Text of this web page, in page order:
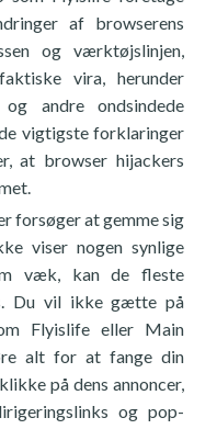
af browserens
og værktøjslinjen,
vira, herunder
andre ondsindede
vigtigste forklaringer
at browser hijackers
forsøger at gemme sig
viser nogen synlige
væk, kan de fleste
Du vil ikke gætte på
Flyislife eller Main
alt for at fange din
på dens annoncer,
og pop-